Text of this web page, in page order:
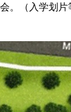
（入学划片